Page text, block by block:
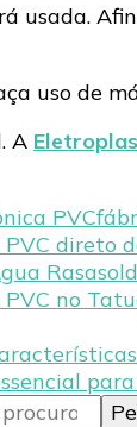
usada.
uso de
A
PVC
direto
Rasa
no